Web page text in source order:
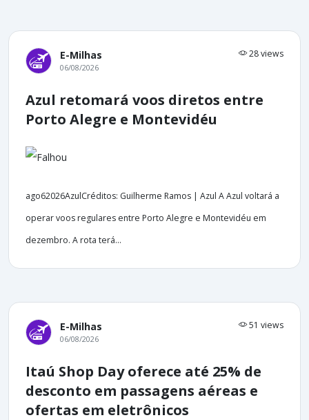
E-Milhas 28 views
06/08/2026
Azul retomará voos diretos entre
Porto Alegre e Montevidéu
ago62026AzulCréditos: Guilherme Ramos | Azul A Azul voltará a
operar voos regulares entre Porto Alegre e Montevidéu em
dezembro. A rota terá...
E-Milhas 51 views
06/08/2026
Itaú Shop Day oferece até 25% de
desconto em passagens aéreas e
ofertas em eletrônicos